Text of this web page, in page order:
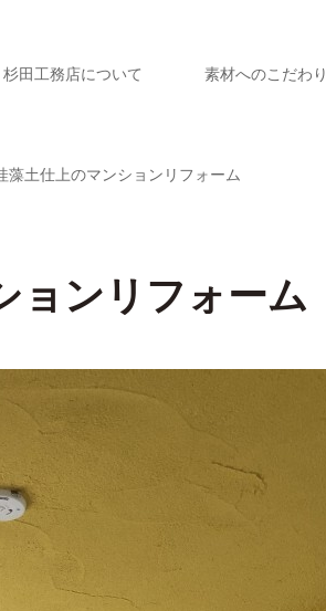
杉田工務店について 素材へのこだわり
藻土仕上のマンションリフォーム
ョンリフォーム